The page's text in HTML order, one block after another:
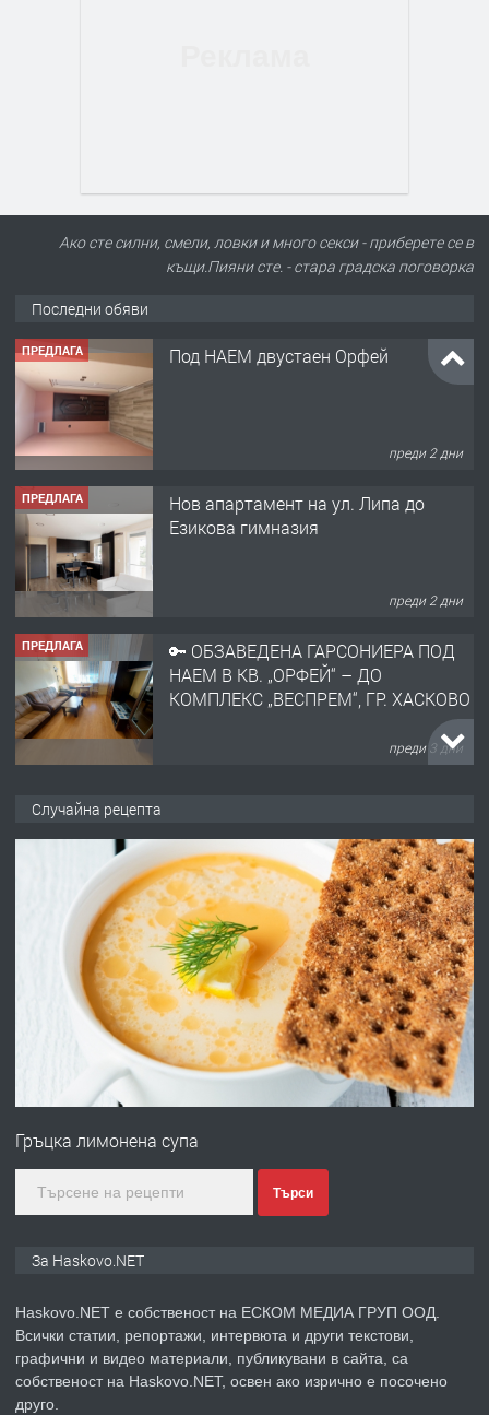
Ако сте силни, смели, ловки и много секси - приберете се в
къщи.Пияни сте. - стара градска поговорка
Последни обяви
ПРЕДЛАГА Под НАЕМ двустаен Орфей
преди 2 дни
ПРЕДЛАГА
Нов апартамент на ул. Липа до
Езикова гимназия
преди 2 дни
ПРЕДЛАГА
🔑 ОБЗАВЕДЕНА ГАРСОНИЕРА ПОД
НАЕМ В КВ. „ОРФЕЙ“ – ДО
КОМПЛЕКС „ВЕСПРЕМ“, ГР. ХАСКОВО
преди 3 дни
АПАРТАМЕНТ В ЦЕНТЪРА НА ГР.
ХАСКОВО
преди 4 дни
ПРЕДЛАГА Давам гараж под наем
преди 4 дни
№4120 Магазин/Офис под наем в кв.
градската градина!
преди 5 дни
ПРЕДЛАГА
Продавам парцел в гр. Хасково кв.
Случайна рецепта
Гръцка лимонена супа
Търси
За Haskovo.NET
Haskovo.NET е собственост на ЕСКОМ МЕДИА ГРУП ООД.
Всички статии, репортажи, интервюта и други текстови,
графични и видео материали, публикувани в сайта, са
собственост на Haskovo.NET, освен ако изрично е посочено
друго.